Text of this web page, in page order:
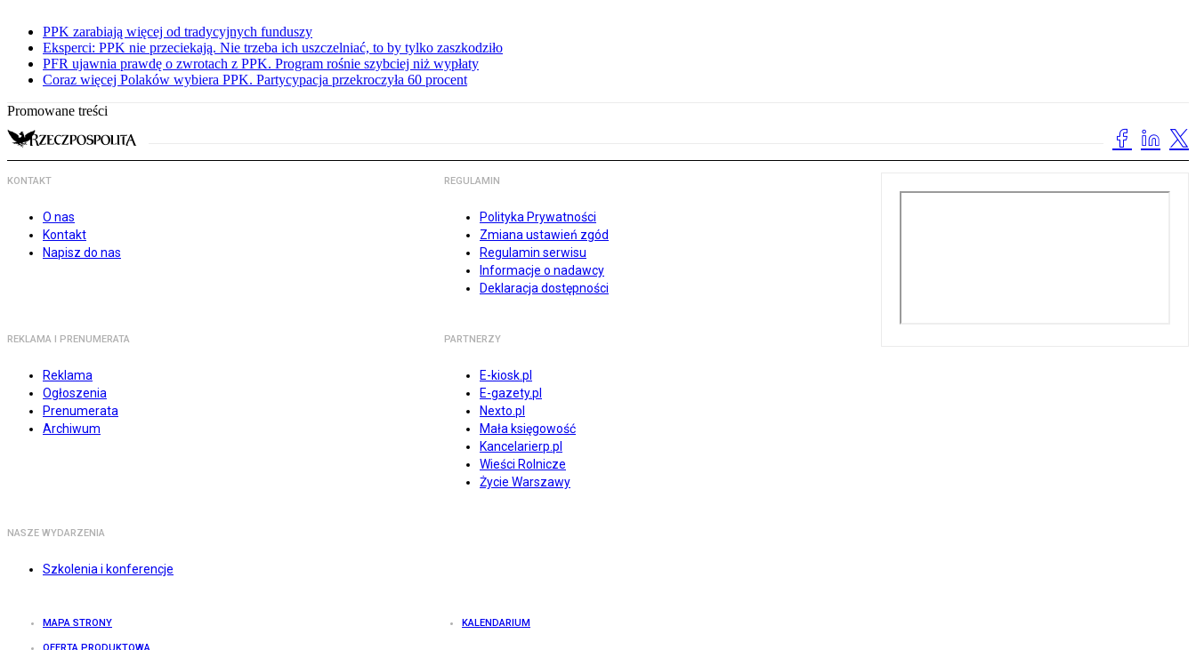
PPK zarabiają więcej od tradycyjnych funduszy
Eksperci: PPK nie przeciekają. Nie trzeba ich uszczelniać, to by tylko zaszkodziło
PFR ujawnia prawdę o zwrotach z PPK. Program rośnie szybciej niż wypłaty
Coraz więcej Polaków wybiera PPK. Partycypacja przekroczyła 60 procent
Promowane treści
KONTAKT
O nas
Kontakt
Napisz do nas
REGULAMIN
Polityka Prywatności
Zmiana ustawień zgód
Regulamin serwisu
Informacje o nadawcy
Deklaracja dostępności
REKLAMA I PRENUMERATA
Reklama
Ogłoszenia
Prenumerata
Archiwum
PARTNERZY
E-kiosk.pl
E-gazety.pl
Nexto.pl
Mała księgowość
Kancelarierp.pl
Wieści Rolnicze
Życie Warszawy
NASZE WYDARZENIA
Szkolenia i konferencje
MAPA STRONY KALENDARIUM